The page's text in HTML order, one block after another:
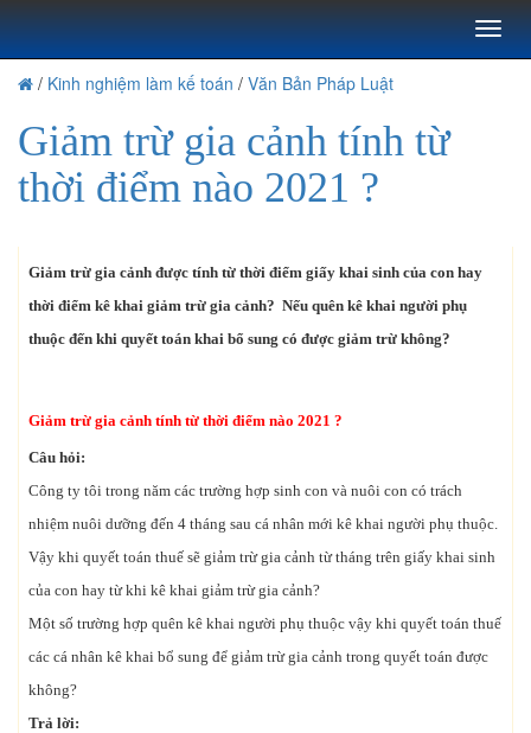
Toggle
/ Kinh nghiệm làm kế toán / Văn Bản Pháp Luật
Giảm trừ gia cảnh tính từ
thời điểm nào 2021 ?
Giảm trừ gia cảnh được tính từ thời điểm giấy khai sinh của con hay
thời điểm kê khai giảm trừ gia cảnh? Nếu quên kê khai người phụ
thuộc đến khi quyết toán khai bổ sung có được giảm trừ không?
Giảm trừ gia cảnh tính từ thời điểm nào 2021 ?
Câu hỏi:
Công ty tôi trong năm các trường hợp sinh con và nuôi con có trách
nhiệm nuôi dưỡng đến 4 tháng sau cá nhân mới kê khai người phụ thuộc.
Vậy khi quyết toán thuế sẽ giảm trừ gia cảnh từ tháng trên giấy khai sinh
của con hay từ khi kê khai giảm trừ gia cảnh?
Một số trường hợp quên kê khai người phụ thuộc vậy khi quyết toán thuế
các cá nhân kê khai bổ sung để giảm trừ gia cảnh trong quyết toán được
không?
Trả lời: